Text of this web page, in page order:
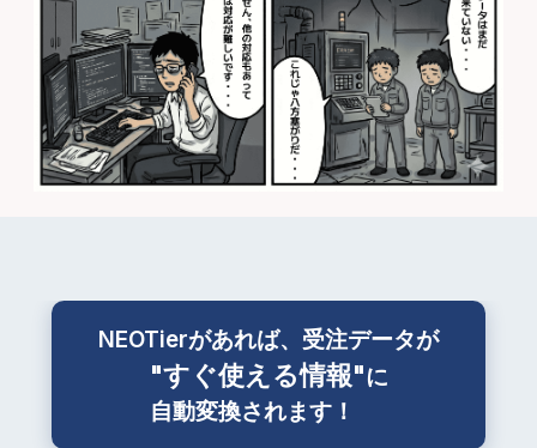
NEOTierがあれば、受注データが
"すぐ使える情報"に
自動変換されます！